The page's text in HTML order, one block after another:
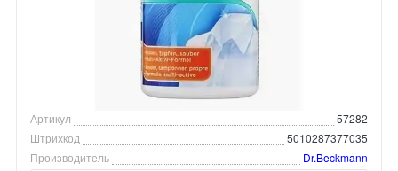
Артикул
57282
Штрихкод
5010287377035
Производитель
Dr.Beckmann